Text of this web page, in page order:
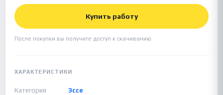
Купить работу
После покупки вы получите доступ к скачиванию.
ХАРАКТЕРИСТИКИ
Категория
Эссе